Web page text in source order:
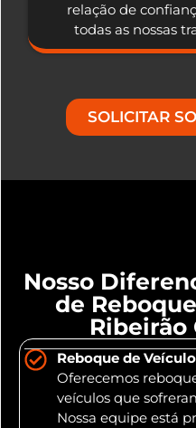
relação de
todas as nossas
SOLICITAR
Nosso
de
Ribeirão
Reboque de
Oferecemos
veículos que
Nossa equipe está